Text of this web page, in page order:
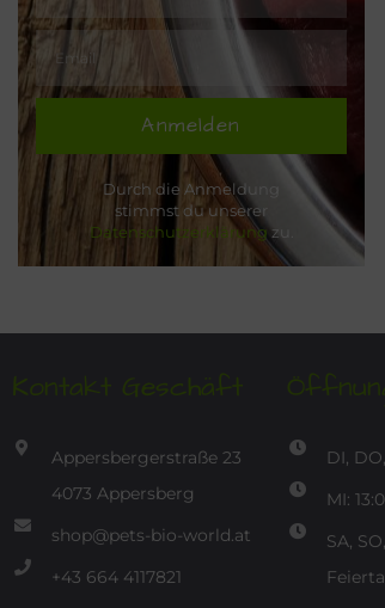
Anmelden
Durch die Anmeldung
stimmst du unserer
Datenschutzerklärungzu.
Kontakt Geschäft
Appersbergerstraße 23
4073 Appersberg
shop@pets-bio-world.at
+43 664 4117821
DI,
MI:
SA,